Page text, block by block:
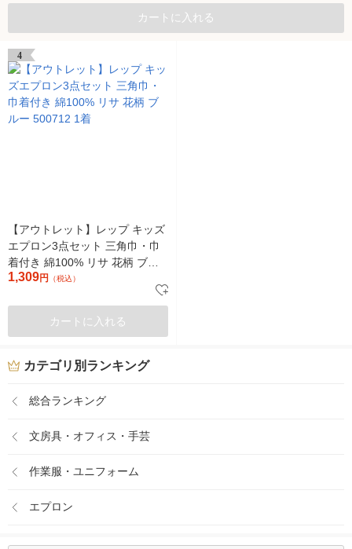
カートに入れる
4
【アウトレット】レップ キッズ
エプロン3点セット 三角巾・巾
着付き 綿100% リサ 花柄 ブル
ー 500712 1着
1,309円 （税込）
カートに入れる
カテゴリ別ランキング
総合ランキング
文房具・オフィス・手芸
作業服・ユニフォーム
エプロン